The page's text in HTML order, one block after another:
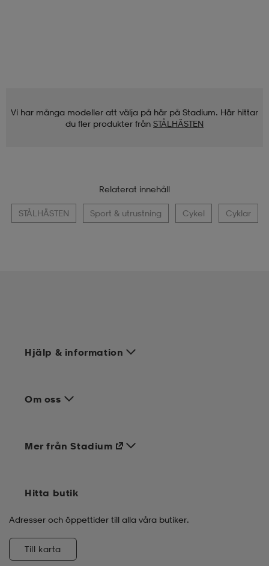
Vi har många modeller att välja på här på Stadium. Här hittar
du fler produkter från STÅLHÄSTEN
Relaterat innehåll
STÅLHÄSTEN Sport & utrustning Cykel Cyklar
Hjälp & information
Om oss
Mer från Stadium
Hitta butik
Adresser och öppettider till alla våra butiker.
Till karta